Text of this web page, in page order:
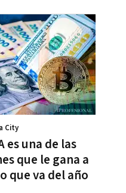
es una de las
que le gana a
que va del año
City